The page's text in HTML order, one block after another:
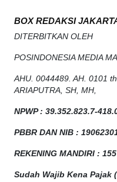
BOX REDAKSI
DITERBITKAN OLEH
POSINDONESIA MEDIA
AHU. 0044489. AH. 0101
ARIAPUTRA, SH, MH,
NPWP: 39.352.823.7-
PBBR DAN NIB :
REKENING MANDIRI :
Sudah Wajib Kena Pajak